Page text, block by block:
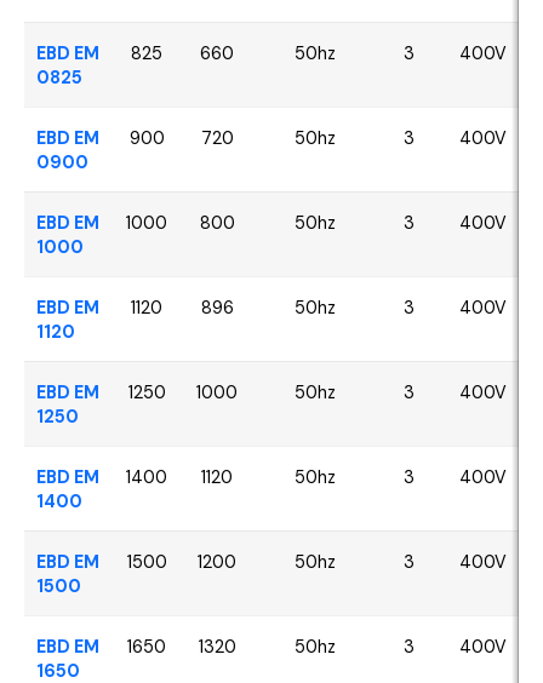
EBD EM
0825
825 660 50hz 3 400V
EBD EM
0900
900 720 50hz 3 400V
EBD EM
1000
1000 800 50hz 3 400V
EBD EM
1120
1120 896 50hz 3 400V
EBD EM
1250
1250 1000 50hz 3 400V
EBD EM
1400
1400 1120 50hz 3 400V
EBD EM
1500
1500 1200 50hz 3 400V
EBD EM
1650
1650 1320 50hz 3 400V